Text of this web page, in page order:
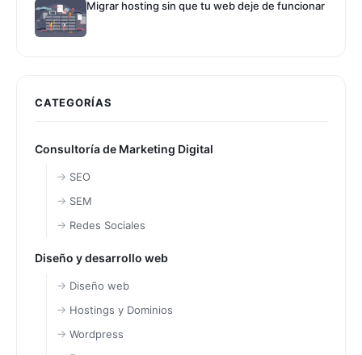
Migrar hosting sin que tu web deje de funcionar
CATEGORÍAS
Consultoría de Marketing Digital
SEO
SEM
Redes Sociales
Diseño y desarrollo web
Diseño web
Hostings y Dominios
Wordpress